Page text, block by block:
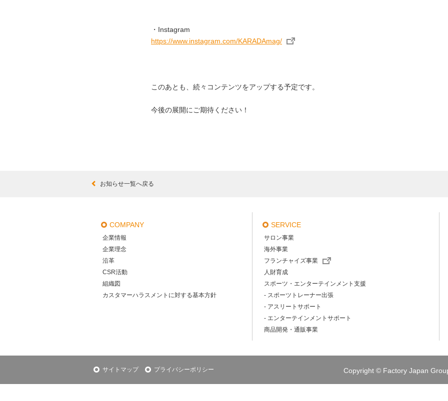
・Instagram
https://www.instagram.com/KARADAmag/
このあとも、続々コンテンツをアップする予定です。
今後の展開にご期待ください！
お知らせ一覧へ戻る
COMPANY
企業情報
企業理念
沿革
CSR活動
組織図
カスタマーハラスメントに対する基本方針
SERVICE
サロン事業
海外事業
フランチャイズ事業
人財育成
スポーツ・エンターテインメント支援
- スポーツトレーナー出張
- アスリートサポート
- エンターテインメントサポート
商品開発・通販事業
サイトマップ プライバシーポリシー Copyright © Factory Japan